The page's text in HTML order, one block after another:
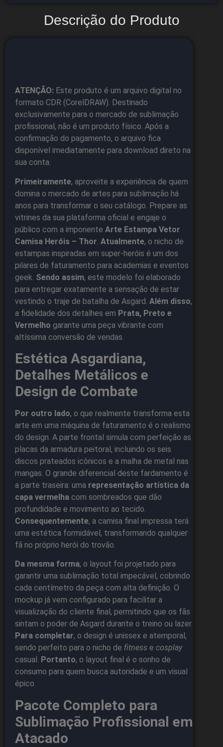
Descrição do Produto
ATENÇÃO: Este produto é um arquivo digital no
formato CDR (CorelDRAW). Destinado
exclusivamente para o mercado de sublimação
profissional, não é um produto físico. Após a
confirmação do pagamento, o arquivo fica
disponível imediatamente para download direto na
sua conta.
Primeiramente, aproveite a experiência de quem
domina o mercado de artes para sublimação há
anos para transformar o seu catálogo. Prepare as
vitrines da sua plataforma oficial e engaje o
público com a imponente Arte Estampa Vetor
Camisa Heróis – Thor Atualmente, o nicho de
estampas inspiradas em super-heróis é um dos
pilares de faturamento para academias e eventos
geek. Sendo assim, este modelo foi elaborado
para entregar exatamente a sensação de estar
vestindo o traje de batalha de Asgard. Além disso,
a fidelidade dos detalhes em Prata, Preto e
Vermelho garante uma peça vibrante com
altíssima conversão de vendas.
Estética Asgardiana,
Detalhes Metálicos e
Design de Combate
Por outro lado, o que realmente transforma esta
arte em uma máquina de faturamento é o realismo
do design. A parte frontal simula com perfeição as
placas da armadura peitoral, incluindo os seis
discos prateados icônicos e a malha de metal nas
mangas. O grande diferencial deste fardamento é
a parte traseira: uma representação artística da
capa vermelha com sombreados que dão
profundidade e movimento ao tecido.
Consequentemente, a camisa final impressa terá
uma estética formidável, transformando qualquer
fã no próprio herói do trovão.
Da mesma forma, o layout foi projetado para
garantir uma sublimação total impecável, cobrindo
cada centímetro da peça com alta definição. O
mockup já vem configurado para facilitar a
visualização do cliente final, permitindo que os fãs
sintam o poder de Asgard durante o treino ou lazer.
Para completar, o design é unissex e atemporal,
sendo perfeito para o nicho de fitness e cosplay
casual. Portanto, o layout final é o sonho de
consumo para quem busca autoridade e um visual
épico.
Pacote Completo para
Sublimação Profissional em
Atacado